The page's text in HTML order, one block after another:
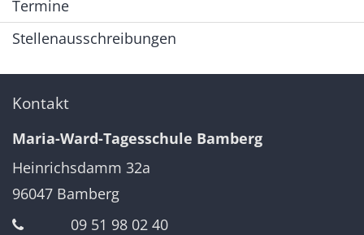
Termine
Stellenausschreibungen
Kontakt
Maria-Ward-Tagesschule Bamberg
Heinrichsdamm 32a
96047 Bamberg
09 51 98 02 40